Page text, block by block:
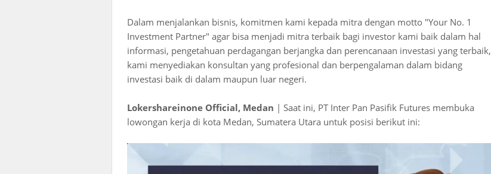
Dalam menjalankan bisnis, komitmen kami kepada mitra dengan motto "Your No. 1
Investment Partner" agar bisa menjadi mitra terbaik bagi investor kami baik dalam hal
informasi, pengetahuan perdagangan berjangka dan perencanaan investasi yang terbaik,
kami menyediakan konsultan yang profesional dan berpengalaman dalam bidang
investasi baik di dalam maupun luar negeri.
Lokershareinone Official, Medan | Saat ini, PT Inter Pan Pasifik Futures membuka
lowongan kerja di kota Medan, Sumatera Utara untuk posisi berikut ini: